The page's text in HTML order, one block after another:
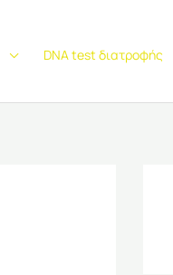
DNA test διατροφής